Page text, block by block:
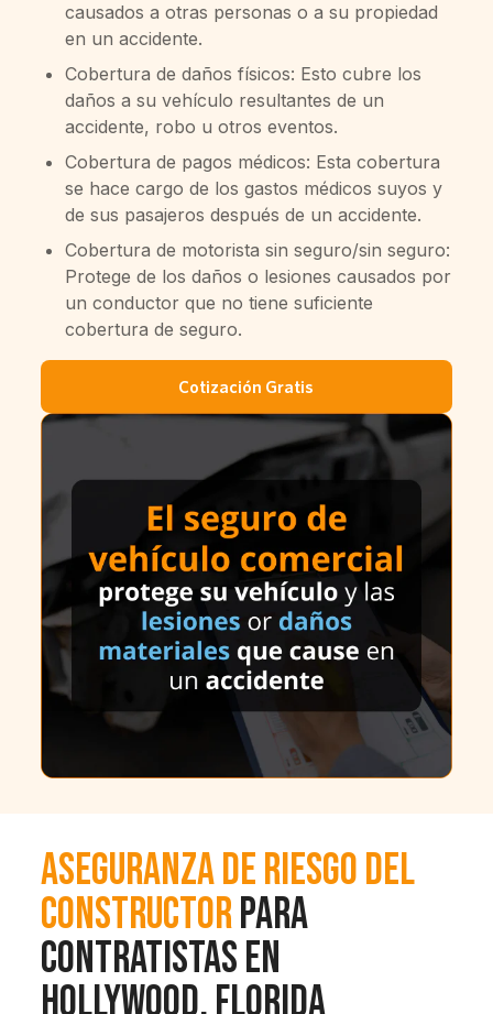
causados a otras personas o a su propiedad
en un accidente.
Cobertura de daños físicos: Esto cubre los
daños a su vehículo resultantes de un
accidente, robo u otros eventos.
Cobertura de pagos médicos: Esta cobertura
se hace cargo de los gastos médicos suyos y
de sus pasajeros después de un accidente.
Cobertura de motorista sin seguro/sin seguro:
Protege de los daños o lesiones causados por
un conductor que no tiene suficiente
cobertura de seguro.
Cotización Gratis
Aseguranza de riesgo del
constructorpara
contratistas en
Hollywood, Florida